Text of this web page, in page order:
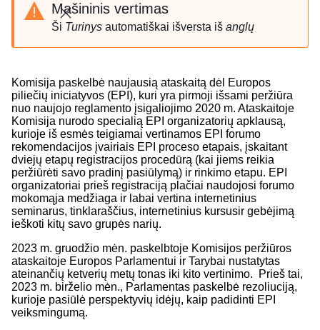
Uždaryti
Mašininis vertimas
Ši Turinys automatiškai išversta iš anglų
Komisija paskelbė naujausią ataskaitą dėl Europos
piliečių iniciatyvos (EPI), kuri yra pirmoji išsami peržiūra
nuo naujojo reglamento įsigaliojimo 2020 m. Ataskaitoje
Komisija nurodo specialią EPI organizatorių apklausą,
kurioje iš esmės teigiamai vertinamos EPI forumo
rekomendacijos įvairiais EPI proceso etapais, įskaitant
dviejų etapų registracijos procedūrą (kai jiems reikia
peržiūrėti savo pradinį pasiūlymą) ir rinkimo etapu. EPI
organizatoriai prieš registraciją plačiai naudojosi forumo
mokomąja medžiaga ir labai vertina internetinius
seminarus, tinklaraščius, internetinius kursusir gebėjimą
ieškoti kitų savo grupės narių.
2023 m. gruodžio mėn. paskelbtoje Komisijos peržiūros
ataskaitoje Europos Parlamentui ir Tarybai nustatytas
ateinančių ketverių metų tonas iki kito vertinimo. Prieš tai,
2023 m. birželio mėn., Parlamentas paskelbė rezoliuciją,
kurioje pasiūlė perspektyvių idėjų, kaip padidinti EPI
veiksmingumą.